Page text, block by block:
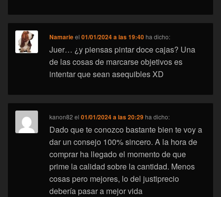
Namarieel01/01/2024 a las 19:40 ha dicho:
Juer… ¿y piensas pintar doce cajas? Una
de las cosas de marcarse objetivos es
intentar que sean asequibles XD
kanon82 el01/01/2024 a las 20:29 ha dicho:
Dado que te conozco bastante bien te voy a
dar un consejo 100% sincero. A la hora de
comprar ha llegado el momento de que
prime la calidad sobre la cantidad. Menos
cosas pero mejores, lo del justiprecio
debería pasar a mejor vida